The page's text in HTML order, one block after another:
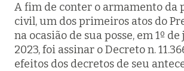
A fim de conter o armamento da
civil, um dos primeiros atos do
na ocasião de sua posse, em 1º
2023, foi assinar o Decreto n.
efeitos dos decretos de seu